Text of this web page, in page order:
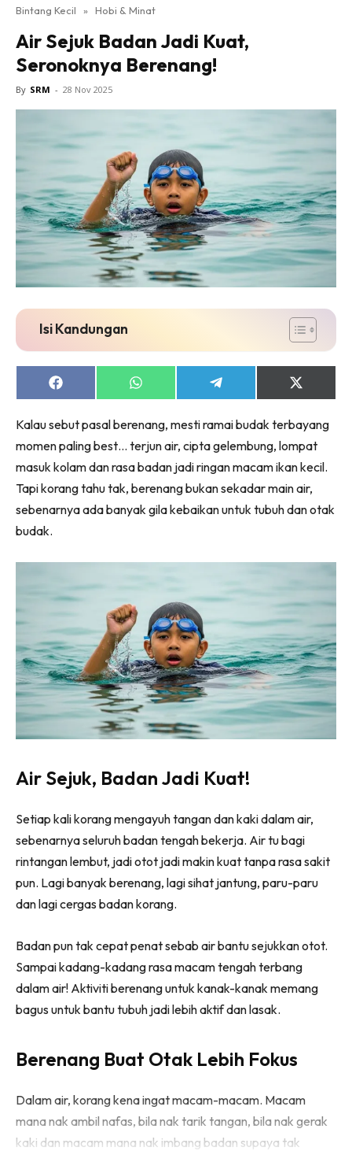
Bintang Kecil » Hobi & Minat
Air Sejuk Badan Jadi Kuat,
Seronoknya Berenang!
By SRM - 28 Nov 2025
Isi Kandungan
Share
on
Share
on
Share
on
Share
on
(Twitter)
Kalau sebut pasal berenang, mesti ramai budak terbayang
momen paling best… terjun air, cipta gelembung, lompat
masuk kolam dan rasa badan jadi ringan macam ikan kecil.
Tapi korang tahu tak, berenang bukan sekadar main air,
sebenarnya ada banyak gila kebaikan untuk tubuh dan otak
budak.
Air Sejuk, Badan Jadi Kuat!
Setiap kali korang mengayuh tangan dan kaki dalam air,
sebenarnya seluruh badan tengah bekerja. Air tu bagi
rintangan lembut, jadi otot jadi makin kuat tanpa rasa sakit
pun. Lagi banyak berenang, lagi sihat jantung, paru-paru
dan lagi cergas badan korang.
Badan pun tak cepat penat sebab air bantu sejukkan otot.
Sampai kadang-kadang rasa macam tengah terbang
dalam air! Aktiviti berenang untuk kanak-kanak memang
bagus untuk bantu tubuh jadi lebih aktif dan lasak.
Berenang Buat Otak Lebih Fokus
Dalam air, korang kena ingat macam-macam. Macam
mana nak ambil nafas, bila nak tarik tangan, bila nak gerak
kaki dan macam mana nak imbang badan supaya tak